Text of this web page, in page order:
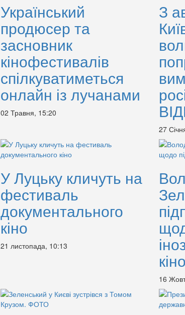
Український
продюсер та
засновник
кінофестивалів
спілкуватиметься
онлайн із лучанами
02 Травня, 15:20
З
27
У Луцьку кличуть на
фестиваль
документального
кіно
21 листопада, 10:13
16